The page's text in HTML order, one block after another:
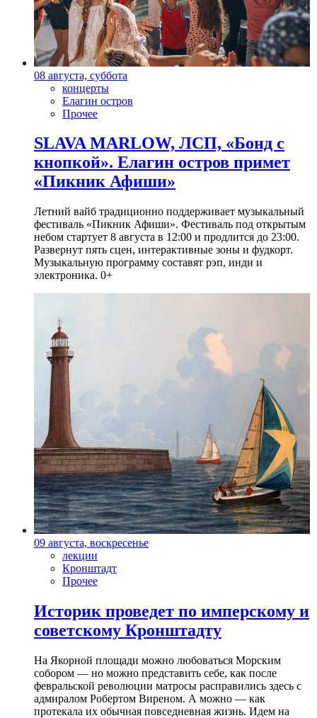
08 августа, суббота
концерты
Елагин остров
Прочее
SLAVA MARLOW, ЛСП, «Бонд с
кнопкой». Елагин остров примет
«Пикник Афиши»
Летний вайб традиционно поддерживает музыкальный
фестиваль «Пикник Афиши». Фестиваль под открытым
небом стартует 8 августа в 12:00 и продлится до 23:00.
Развернут пять сцен, интерактивные зоны и фудкорт.
Музыкальную программу составят рэп, инди и
электроника. 0+
09 августа, воскресенье
лекции
Кронштадт
Прочее
Историк проведет по имперскому и
советскому Кронштадту
На Якорной площади можно любоваться Морским
собором — но можно представить себе, как после
февральской революции матросы расправились здесь с
адмиралом Робертом Виреном. А можно — как
протекала их обычная повседневная жизнь. Идем на